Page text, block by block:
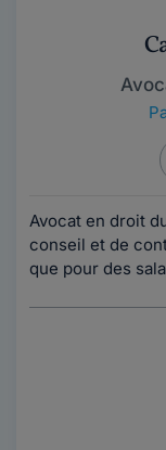
Avocat en droit
conseil et de
que pour des